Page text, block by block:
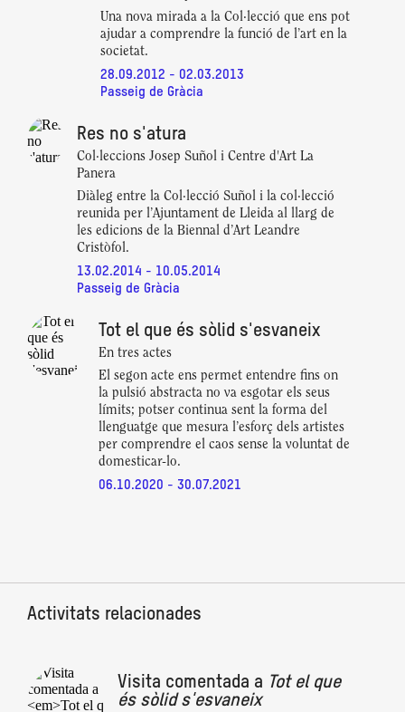
Una nova mirada a la Col·lecció que ens pot
ajudar a comprendre la funció de l’art en la
societat.
28.09.2012 - 02.03.2013
Passeig de Gràcia
Res no s'atura
Col·leccions Josep Suñol i Centre d'Art La
Panera
Diàleg entre la Col·lecció Suñol i la col·lecció
reunida per l’Ajuntament de Lleida al llarg de
les edicions de la Biennal d’Art Leandre
Cristòfol.
13.02.2014 - 10.05.2014
Passeig de Gràcia
Tot el que és sòlid s'esvaneix
En tres actes
El segon acte ens permet entendre fins on
la pulsió abstracta no va esgotar els seus
límits; potser continua sent la forma del
llenguatge que mesura l’esforç dels artistes
per comprendre el caos sense la voluntat de
domesticar-lo.
06.10.2020 - 30.07.2021
Activitats relacionades
Visita comentada a Tot el que
és sòlid s'esvaneix